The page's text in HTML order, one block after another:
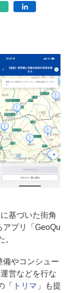
基づいた街角
プリ「GeoQu
やコンシュー
運営などを行な
「
トリマ 」も提